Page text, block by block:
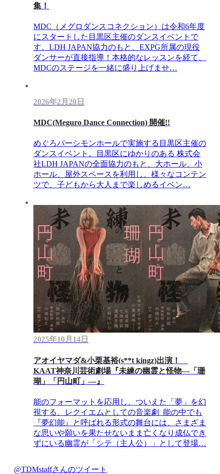
集！
MDC（メグロダンスコネクション）は令和6年度
にスタートした目黒区主催のダンスイベントで
す。LDH JAPAN協力のもと、EXPG所属の現役
ダンサーが直接指導！本格的なレッスンを経て、
MDCのステージを一緒に盛り上げませ…
2026年2月20日
MDC(Meguro Dance Connection) 開催!!
めぐろパーシモンホールで実施する目黒区主催の
ダンスイベント。目黒区にゆかりのある 株式会
社LDH JAPANの全面協力のもと、大ホール、小
ホール、屋外スペースを利用し、様々なコンテン
ツで、子どもから大人まで楽しめるイベン…
2025年10月14日
アオイヤマダ&小栗基裕(s**t kingz)出演！
KAAT神奈川芸術劇場『未練の幽霊と怪物―「珊
瑚」「円山町」―』
能のフォーマットを応用し、ついえた「夢」を幻
視する、レクイエムとしての音楽劇 能の中でも
『夢幻能』と呼ばれる形式の舞台には、さまざま
な思いや願いを果たせないまま亡くなり成仏でき
ずにいる幽霊が「シテ（主人公）」として登場…
@TDMstaffさんのツイート